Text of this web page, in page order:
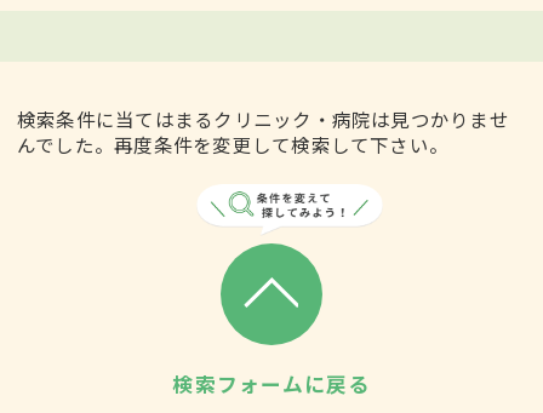
検索条件に当てはまるクリニック・病院は見つかりませ
んでした。再度条件を変更して検索して下さい。
検索フォームに戻る